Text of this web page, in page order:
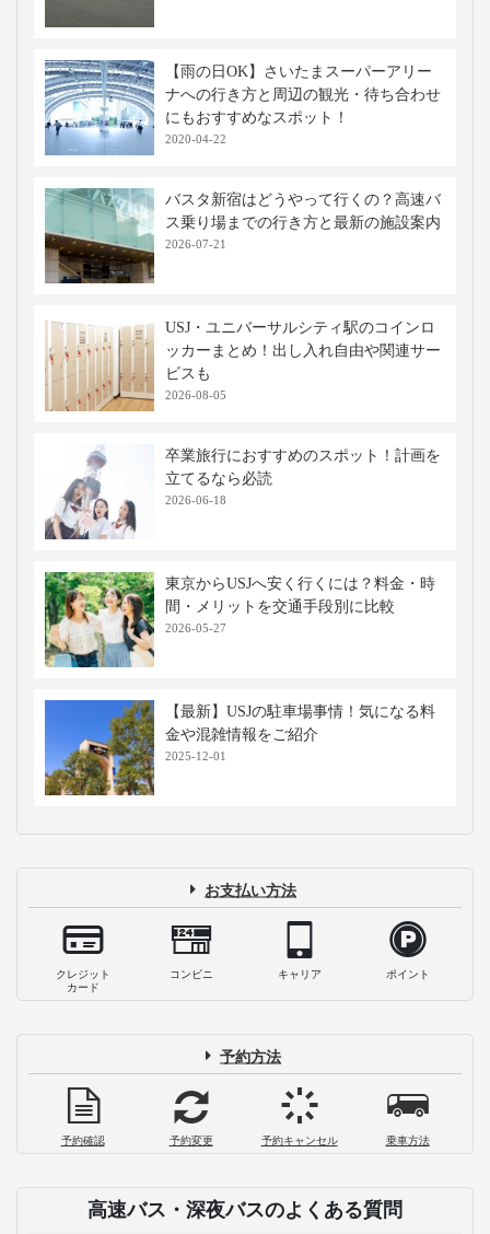
【雨の日OK】さいたまスーパーアリー
ナへの行き方と周辺の観光・待ち合わせ
にもおすすめなスポット！
2020-04-22
バスタ新宿はどうやって行くの？高速バ
ス乗り場までの行き方と最新の施設案内
2026-07-21
USJ・ユニバーサルシティ駅のコインロ
ッカーまとめ！出し入れ自由や関連サー
ビスも
2026-08-05
卒業旅行におすすめのスポット！計画を
立てるなら必読
2026-06-18
東京からUSJへ安く行くには？料金・時
間・メリットを交通手段別に比較
2026-05-27
【最新】USJの駐車場事情！気になる料
金や混雑情報をご紹介
2025-12-01
お支払い方法
クレジット
カード
コンビニ キャリア ポイント
予約方法
予約確認 予約変更 予約キャンセル 乗車方法
高速バス・深夜バスのよくある質問